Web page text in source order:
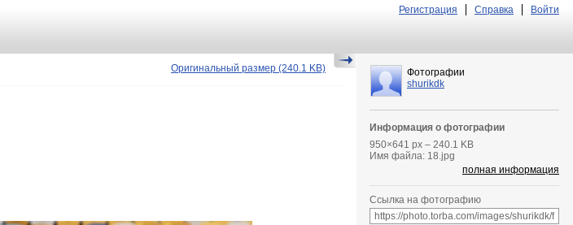
Регистрация Справка Войти
Оригинальный размер (240.1 KB)
Фотографии
shurikdk
Информация о фотографии
950×641 px – 240.1 KB
Имя файла: 18.jpg
полная информация
Ссылка на фотографию